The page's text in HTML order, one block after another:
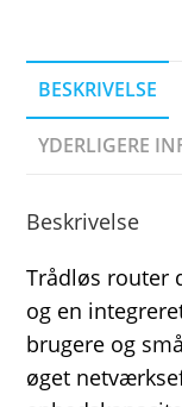
BESKRIVELSE
YDERLIGERE
Beskrivelse
Trådløs router
og en
brugere og
øget